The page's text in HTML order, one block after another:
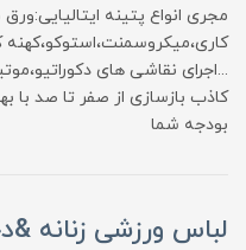
مجری انواع پتینه
...اجرای نقاشی های
کاذب بازسازی از صفر تا صد با
بودجه شما
لباس ورزشی زنانه